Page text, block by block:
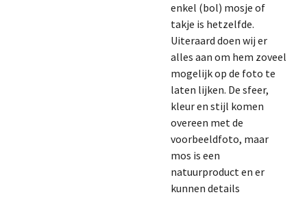
enkel (bol) mosje of
takje is hetzelfde.
Uiteraard doen wij er
alles aan om hem zoveel
mogelijk op de foto te
laten lijken. De sfeer,
kleur en stijl komen
overeen met de
voorbeeldfoto, maar
mos is een
natuurproduct en er
kunnen details